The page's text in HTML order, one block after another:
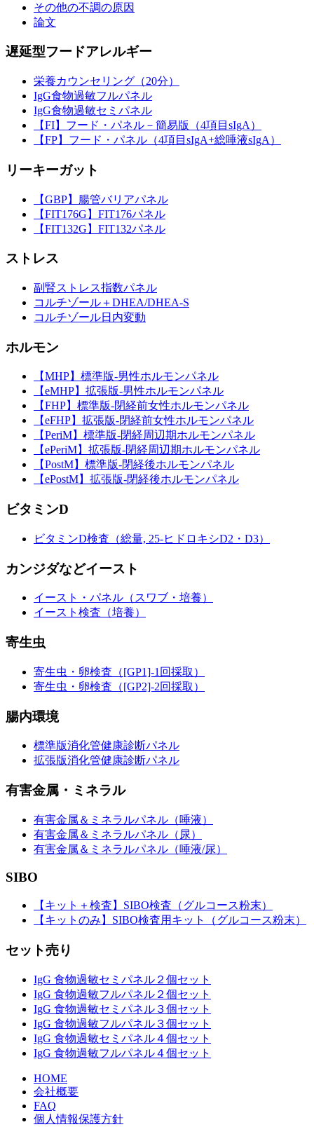
その他の不調の原因
論文
遅延型フードアレルギー
栄養カウンセリング（20分）
IgG食物過敏フルパネル
IgG食物過敏セミパネル
【FI】フード・パネル－簡易版（4項目sIgA）
【FP】フード・パネル（4項目sIgA+総唾液sIgA）
リーキーガット
【GBP】腸管バリアパネル
【FIT176G】FIT176パネル
【FIT132G】FIT132パネル
ストレス
副腎ストレス指数パネル
コルチゾール＋DHEA/DHEA-S
コルチゾール日内変動
ホルモン
【MHP】標準版-男性ホルモンパネル
【eMHP】拡張版-男性ホルモンパネル
【FHP】標準版-閉経前女性ホルモンパネル
【eFHP】拡張版-閉経前女性ホルモンパネル
【PeriM】標準版-閉経周辺期ホルモンパネル
【ePeriM】拡張版-閉経周辺期ホルモンパネル
【PostM】標準版-閉経後ホルモンパネル
【ePostM】拡張版-閉経後ホルモンパネル
ビタミンD
ビタミンD検査（総量, 25-ヒドロキシD2・D3）
カンジダなどイースト
イースト・パネル（スワブ・培養）
イースト検査（培養）
寄生虫
寄生虫・卵検査（[GP1]-1回採取）
寄生虫・卵検査（[GP2]-2回採取）
腸内環境
標準版消化管健康診断パネル
拡張版消化管健康診断パネル
有害金属・ミネラル
有害金属＆ミネラルパネル（唾液）
有害金属＆ミネラルパネル（尿）
有害金属＆ミネラルパネル（唾液/尿）
SIBO
【キット＋検査】SIBO検査（グルコース粉末）
【キットのみ】SIBO検査用キット（グルコース粉末）
セット売り
IgG 食物過敏セミパネル２個セット
IgG 食物過敏フルパネル２個セット
IgG 食物過敏セミパネル３個セット
IgG 食物過敏フルパネル３個セット
IgG 食物過敏セミパネル４個セット
IgG 食物過敏フルパネル４個セット
HOME
会社概要
FAQ
個人情報保護方針